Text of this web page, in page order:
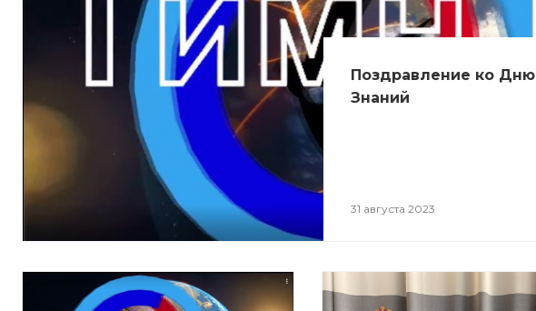
Поздравление ко Дню
Знаний
31 августа 2023